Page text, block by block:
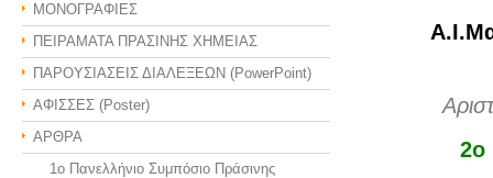
2ο
ΜΟΝΟΓΡΑΦΙΕΣ
ΠΕΙΡΑΜΑΤΑ ΠΡΑΣΙΝΗΣ ΧΗΜΕΙΑΣ
ΠΑΡΟΥΣΙΑΣΕΙΣ ΔΙΑΛΕΞΕΩΝ (PowerPoint)
ΑΦΙΣΣΕΣ (Poster)
ΑΡΘΡΑ
1ο Πανελλήνιο Συμπόσιο Πράσινης